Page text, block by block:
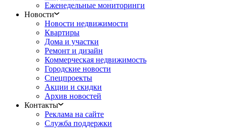
Еженедельные мониторинги
Новости
Новости недвижимости
Квартиры
Дома и участки
Ремонт и дизайн
Коммерческая недвижимость
Городские новости
Спецпроекты
Акции и скидки
Архив новостей
Контакты
Реклама на сайте
Служба поддержки